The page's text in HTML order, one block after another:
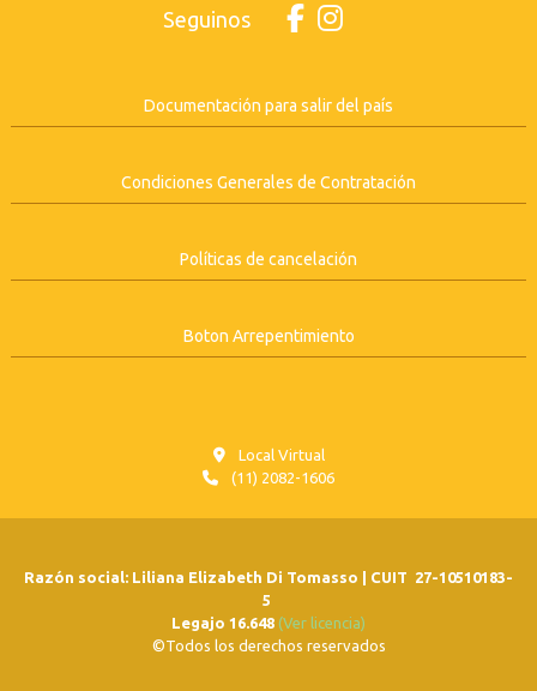
Seguinos
Documentación para salir del país
Condiciones Generales de Contratación
Políticas de cancelación
Boton Arrepentimiento
Local Virtual
(11) 2082-1606
Razón social: Liliana Elizabeth Di Tomasso | CUIT 27-10510183-
5
Legajo 16.648 (Ver licencia)
©Todos los derechos reservados